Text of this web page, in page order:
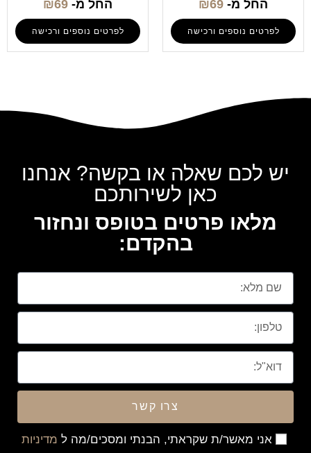
החל מ- ₪69
לפרטים נוספים ורכישה
החל מ- ₪69
לפרטים נוספים ורכישה
יש לכם שאלה או בקשה? אנחנו
כאן לשירותכם
מלאו פרטים בטופס ונחזור
בהקדם:
אני מאשר/ת שקראתי, הבנתי ומסכים/מה ל מדיניות
צרו קשר